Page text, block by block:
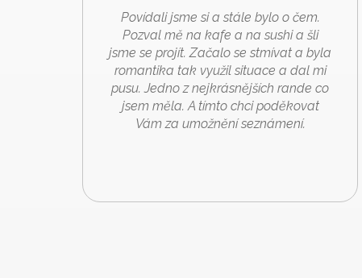
Povídali jsme si a stále bylo o čem.
Pozval mě na kafe a na sushi a šli
jsme se projít. Začalo se stmívat a byla
romantika tak využil situace a dal mi
pusu. Jedno z nejkrásnějších rande co
jsem měla. A tímto chci poděkovat
Vám za umožnění seznámení.